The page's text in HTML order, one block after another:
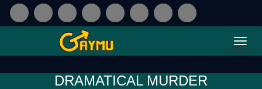
DRAMATICAL MURDER